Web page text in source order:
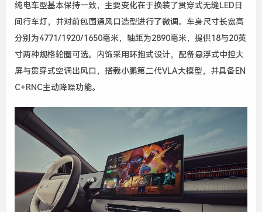
纯电车型基本保持一致，主要变化在于换装了贯穿式无缝LED日
间行车灯，并对前包围通风口造型进行了微调。车身尺寸长宽高
分别为4771/1920/1650毫米，轴距为2890毫米，提供18与20英
寸两种规格轮圈可选。内饰采用环抱式设计，配备悬浮式中控大
屏与贯穿式空调出风口，搭载小鹏第二代VLA大模型，并具备EN
C+RNC主动降噪功能。